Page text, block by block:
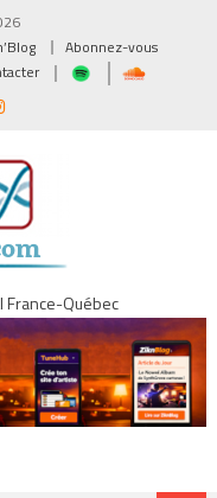
Abonnez-vous
France-Québec